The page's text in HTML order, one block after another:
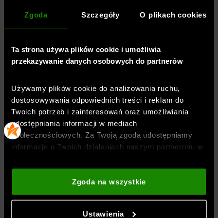
Zgoda Szczegóły O plikach cookies
Ta strona używa plików cookie i umożliwia
przekazywanie danych osobowych do partnerów
Używamy plików cookie do analizowania ruchu,
dostosowywania odpowiednich treści i reklam do
Twoich potrzeb i zainteresowań oraz umożliwiania
udostępniania informacji w mediach
społecznościowych. Za Twoją zgodą udostępniamy
informacje o Twoich działaniach naszym partnerom, w
zajmującym się reklamą i analityką internetową. Nasi
partnerzy mogą łączyć te informacje z innymi, które
podajesz poza tą stroną internetową, a także z
Ciebie z ich usług. Za Twoją zgodą możemy również
Zgoda na wszystkie
Ustawienia
Kolekcja: UA Unstoppable
Materiał główny: 90% poliester,10% elastan
TECHNOLOGIE
OPINIE